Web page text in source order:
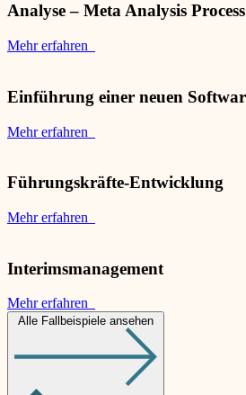
Analyse – Meta Analysis
Mehr erfahren
Einführung einer neuen
Mehr erfahren
Führungskräfte-Entwicklung
Mehr erfahren
Interimsmanagement
Mehr erfahren
Alle Fallbeispiele ansehen